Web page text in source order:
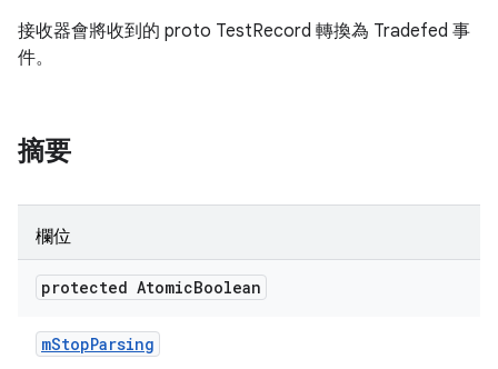
接收器會將收到的 proto TestRecord 轉換為 Tradefed 事
件。
摘要
欄位
protected AtomicBoolean
mStopParsing